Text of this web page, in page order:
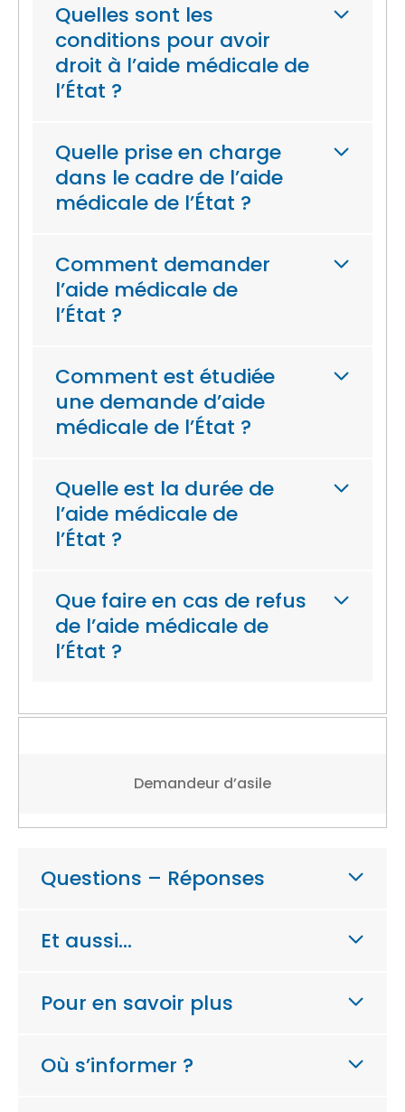
Quelles sont les
conditions pour avoir
droit à l’aide médicale de
l’État ?
Quelle prise en charge
dans le cadre de l’aide
médicale de l’État ?
Comment demander
l’aide médicale de
l’État ?
Comment est étudiée
une demande d’aide
médicale de l’État ?
Quelle est la durée de
l’aide médicale de
l’État ?
Que faire en cas de refus
de l’aide médicale de
l’État ?
Demandeur d’asile
Questions – Réponses
Et aussi…
Pour en savoir plus
Où s’informer ?